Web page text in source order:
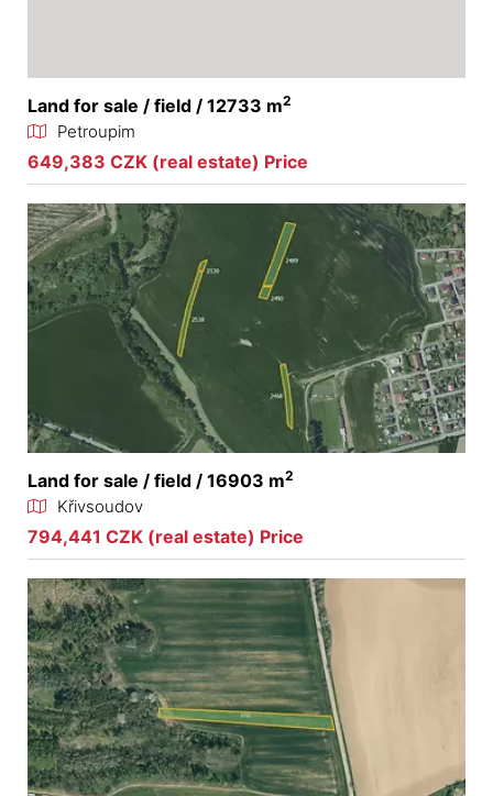
Land for sale / field / 12733 m2
Petroupim
649,383 CZK (real estate) Price
Land for sale / field / 16903 m2
Křivsoudov
794,441 CZK (real estate) Price